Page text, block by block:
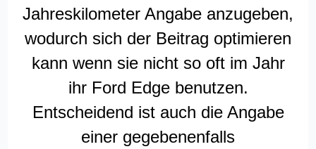
Jahreskilometer Angabe anzugeben,
wodurch sich der Beitrag optimieren
kann wenn sie nicht so oft im Jahr
ihr Ford Edge benutzen.
Entscheidend ist auch die Angabe
einer gegebenenfalls